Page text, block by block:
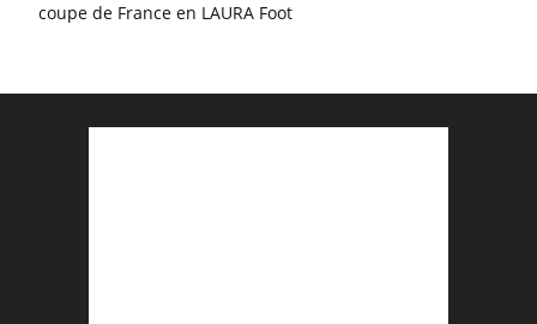
coupe de France en LAURA Foot